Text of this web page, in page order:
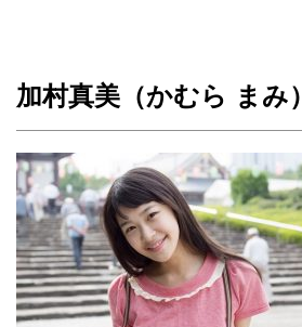
加村真美（かむら まみ）